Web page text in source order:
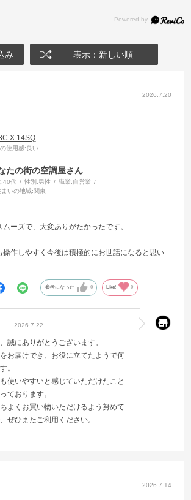
み 表示：新しい順
2026.7.20
X 14SQ
使用感:良い
たの街の空調屋さん
:40代 性別:男性 職業:自営業
まいの地域:関東
ーズで、大変ありがたかったです。
操作しやすく今後は積極的にお世話になると思い
参考になった 0 Like! 0
2026.7.22
誠にありがとうございます。
お届けでき、お役に立てたようで何
。
使いやすいと感じていただけたこと
ております。
よくお買い物いただけるよう努めて
ぜひまたご利用ください。
2026.7.14